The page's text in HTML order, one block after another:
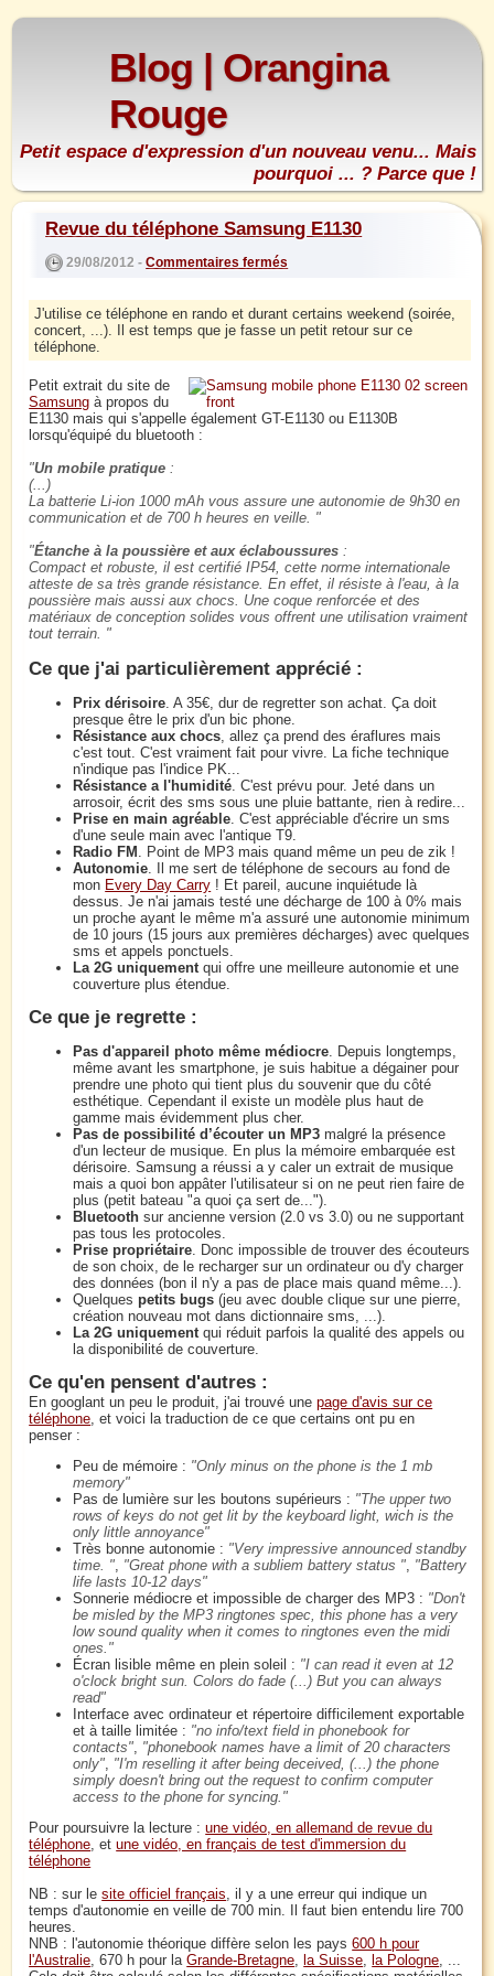
Blog | Orangina
Rouge
Petit espace d'expression d'un nouveau venu... Mais
pourquoi ... ? Parce que !
Revue du téléphone Samsung E1130
29/08/2012 -Commentaires fermés
J'utilise ce téléphone en rando et durant certains weekend (soirée,
concert, ...). Il est temps que je fasse un petit retour sur ce
téléphone.
Petit extrait du site de
Samsung à propos du
E1130 mais qui s'appelle également GT-E1130 ou E1130B
lorsqu'équipé du bluetooth :
Un mobile pratique :
(...)
La batterie Li-ion 1000 mAh vous assure une autonomie de 9h30 en
communication et de 700 h heures en veille.
Étanche à la poussière et aux éclaboussures :
Compact et robuste, il est certifié IP54, cette norme internationale
atteste de sa très grande résistance. En effet, il résiste à l'eau, à la
poussière mais aussi aux chocs. Une coque renforcée et des
matériaux de conception solides vous offrent une utilisation vraiment
tout terrain.
Ce que j'ai particulièrement apprécié :
Prix dérisoire. A 35€, dur de regretter son achat. Ça doit
presque être le prix d'un bic phone.
Résistance aux chocs, allez ça prend des éraflures mais
c'est tout. C'est vraiment fait pour vivre. La fiche technique
n'indique pas l'indice PK...
Résistance a l'humidité. C'est prévu pour. Jeté dans un
arrosoir, écrit des sms sous une pluie battante, rien à redire...
Prise en main agréable. C'est appréciable d'écrire un sms
d'une seule main avec l'antique T9.
Radio FM . Point de MP3 mais quand même un peu de zik !
Autonomie. Il me sert de téléphone de secours au fond de
mon Every Day Carry ! Et pareil, aucune inquiétude là
dessus. Je n'ai jamais testé une décharge de 100 à 0% mais
un proche ayant le même m'a assuré une autonomie minimum
de 10 jours (15 jours aux premières décharges) avec quelques
sms et appels ponctuels.
La 2G uniquementqui offre une meilleure autonomie et une
couverture plus étendue.
Ce que je regrette :
Pas d'appareil photo même médiocre. Depuis longtemps,
même avant les smartphone, je suis habitue a dégainer pour
prendre une photo qui tient plus du souvenir que du côté
esthétique. Cependant il existe un modèle plus haut de
gamme mais évidemment plus cher.
Pas de possibilité d’écouter un MP3 malgré la présence
d'un lecteur de musique. En plus la mémoire embarquée est
dérisoire. Samsung a réussi a y caler un extrait de musique
mais a quoi bon appâter l'utilisateur si on ne peut rien faire de
plus (petit bateau "a quoi ça sert de...").
Bluetooth sur ancienne version (2.0 vs 3.0) ou ne supportant
pas tous les protocoles.
Prise propriétaire. Donc impossible de trouver des écouteurs
de son choix, de le recharger sur un ordinateur ou d'y charger
des données (bon il n'y a pas de place mais quand même...).
Quelquespetits bugs (jeu avec double clique sur une pierre,
création nouveau mot dans dictionnaire sms, ...).
La 2G uniquementqui réduit parfois la qualité des appels ou
la disponibilité de couverture.
Ce qu'en pensent d'autres :
En googlant un peu le produit, j'ai trouvé unepage d'avis sur ce
téléphone, et voici la traduction de ce que certains ont pu en
penser :
Peu de mémoire :
Only minus on the phone is the 1 mb
memory
Pas de lumière sur les boutons supérieurs :
The upper two
rows of keys do not get lit by the keyboard light, wich is the
only little annoyance
Très bonne autonomie :
Very impressive announced standby
time.
, Great phone with a subliem battery status ,
Battery
life lasts 10-12 days
Sonnerie médiocre et impossible de charger des MP3 :
Don't
be misled by the MP3 ringtones spec, this phone has a very
low sound quality when it comes to ringtones even the midi
ones.
Écran lisible même en plein soleil :
I can read it even at 12
o'clock bright sun. Colors do fade (...) But you can always
read
Interface avec ordinateur et répertoire difficilement exportable
et à taille limitée :
no info/text field in phonebook for
contacts ,
phonebook names have a limit of 20 characters
only ,
I'm reselling it after being deceived, (...) the phone
simply doesn't bring out the request to confirm computer
access to the phone for syncing.
Pour poursuivre la lecture :une vidéo, en allemand de revue du
téléphone, etune vidéo, en français de test d'immersion du
téléphone
NB : sur lesite officiel français, il y a une erreur qui indique un
temps d'autonomie en veille de 700 min. Il faut bien entendu lire 700
heures.
NNB : l'autonomie théorique diffère selon les pays600 h pour
l'Australie, 670 h pour laGrande-Bretagne, la Suisse, la Pologne, ...